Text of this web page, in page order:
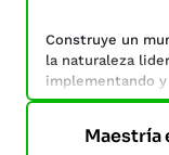
cambios
Construye un
la naturaleza
implementando
y control de la
Maestría